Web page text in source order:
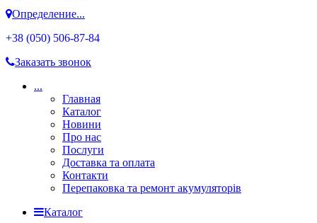
Определение...
+38 (050) 506-87-84
Заказать звонок
...
Главная
Каталог
Новини
Про нас
Послуги
Доставка та оплата
Контакти
Перепаковка та ремонт акумуляторів
Каталог